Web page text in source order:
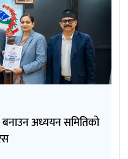
बनाउन अध्ययन समितिको